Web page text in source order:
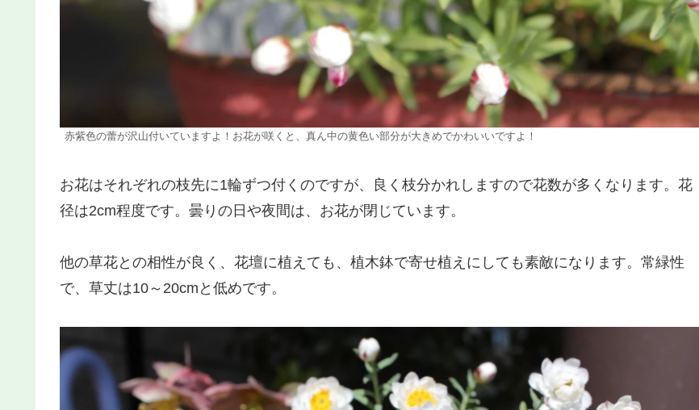
赤紫色の蕾が沢山付いていますよ！お花が咲くと、真ん中の黄色い部分が大きめでかわいいですよ！
お花はそれぞれの枝先に1輪ずつ付くのですが、良く枝分かれしますので花数が多くなります。花
径は2cm程度です。曇りの日や夜間は、お花が閉じています。
他の草花との相性が良く、花壇に植えても、植木鉢で寄せ植えにしても素敵になります。常緑性
で、草丈は10～20cmと低めです。